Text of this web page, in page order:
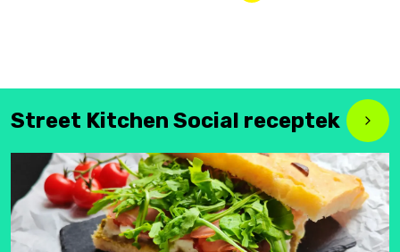
Street Kitchen Social receptek